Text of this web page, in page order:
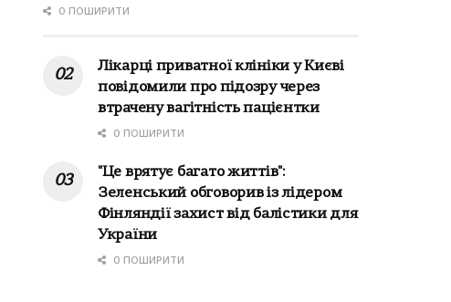
0 ПОШИРИТИ
Лікарці приватної клініки у Києві
повідомили про підозру через
втрачену вагітність пацієнтки
0 ПОШИРИТИ
"Це врятує багато життів":
Зеленський обговорив із лідером
Фінляндії захист від балістики для
України
0 ПОШИРИТИ